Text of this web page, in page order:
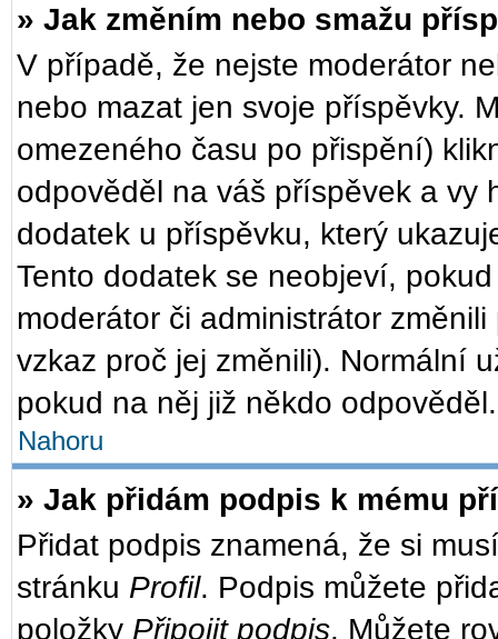
» Jak změním nebo smažu
V případě, že nejste moderátor
nebo mazat jen svoje příspěvky.
omezeného času po přispění)
odpověděl na váš příspěvek a vy
dodatek u příspěvku, který
Tento dodatek se neobjeví,
moderátor či administrátor
vzkaz proč jej změnili). Normální
pokud na něj již někdo odpověděl.
Nahoru
» Jak přidám podpis k mému
Přidat podpis znamená, že si
stránku Profil. Podpis můžete
položky Připojit podpis. Můžete